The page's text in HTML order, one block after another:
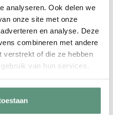
analyseren. Ook delen we
onze site met onze
en analyse. Deze
combineren met andere
verstrekt of die ze hebben
van hun services.